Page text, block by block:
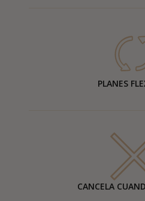
PLANES
CANCELA